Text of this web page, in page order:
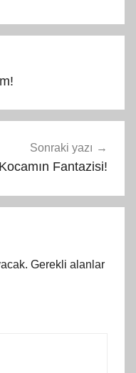
Sonraki yazı
Kocamın Fantazisi!
Gerekli alanlar